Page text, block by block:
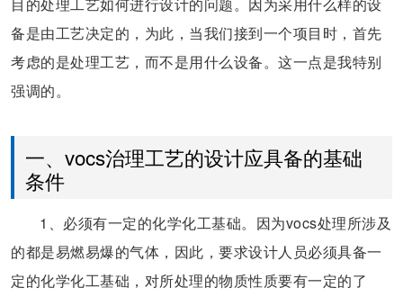
备是由工艺决定的，为此，当我们接到一个项目时，首先
考虑的是处理工艺，而不是用什么设备。这一点是我特别
强调的。
一、vocs治理工艺的设计应具备的基础
条件
1、必须有一定的化学化工基础。因为vocs处理所涉及
的都是易燃易爆的气体，因此，要求设计人员必须具备一
定的化学化工基础，对所处理的物质性质要有一定的了